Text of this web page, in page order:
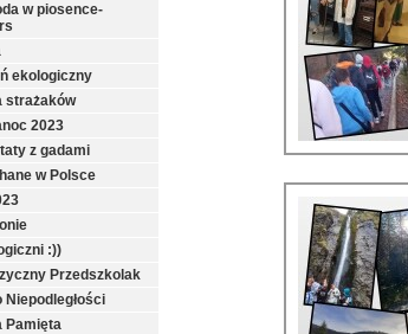
w piosence-
ekologiczny
strażaków
2023
z gadami
w Polsce
:))
Przedszkolak
Niepodległości
Pamięta